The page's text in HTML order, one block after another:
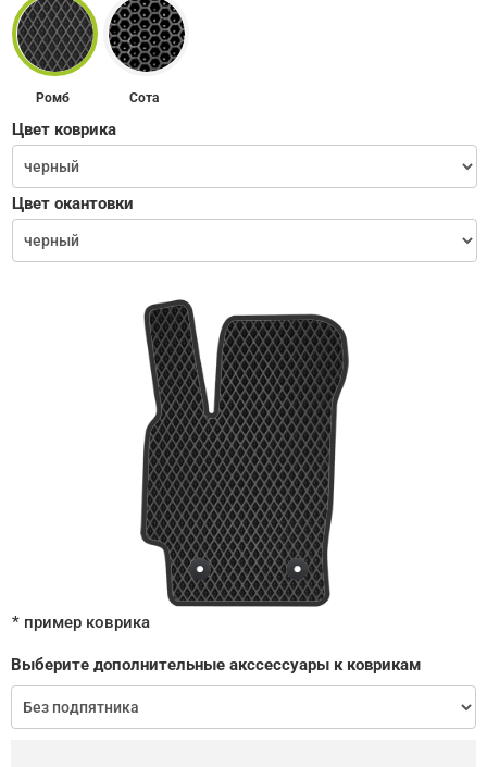
Ромб Сота
Цвет коврика
Цвет окантовки
* пример коврика
Выберите дополнительные акссессуары к коврикам